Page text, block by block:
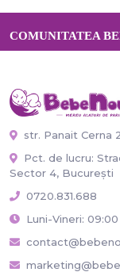
COMUNITATEA
str. Panait Cerna
Pct. de lucru:
Sector 4, București
0720.831.688
Luni-Vineri: 09:00